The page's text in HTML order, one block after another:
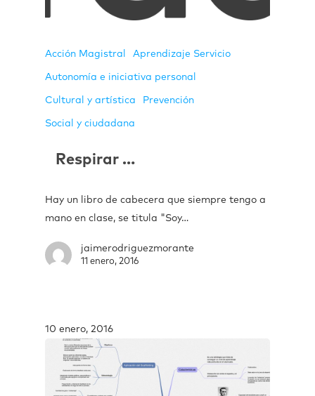
Acción Magistral Aprendizaje Servicio
Autonomía e iniciativa personal
Cultural y artística Prevención
Social y ciudadana
Respirar …
Hay un libro de cabecera que siempre tengo a
mano en clase, se titula "Soy…
jaimerodriguezmorante
11 enero, 2016
10 enero, 2016